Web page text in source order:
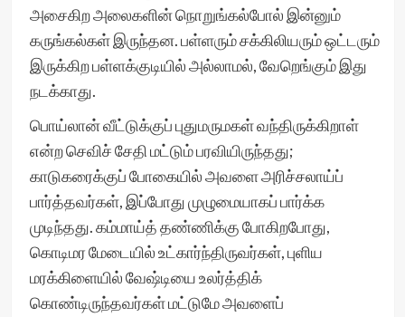
அசைகிற அலைகளின் நொறுங்கல்போல் இன்னும்
கருங்கல்கள் இருந்தன. பள்ளரும் சக்கிலியரும் ஒட்டரும்
இருக்கிற பள்ளக்குடியில் அல்லாமல், வேறெங்கும் இது
நடக்காது.
பொய்லான் வீட்டுக்குப் புதுமருமகள் வந்திருக்கிறாள்
என்ற செவிச் சேதி மட்டும் பரவியிருந்தது;
காடுகரைக்குப் போகையில் அவளை அரிச்சலாய்ப்
பார்த்தவர்கள், இப்போது முழுமையாகப் பார்க்க
முடிந்தது. கம்மாய்த் தண்ணிக்கு போகிறபோது,
கொடிமர மேடையில் உட்கார்ந்திருவர்கள், புளிய
மரக்கிளையில் வேஷ்டியை உலர்த்திக்
கொண்டிருந்தவர்கள் மட்டுமே அவளைப்